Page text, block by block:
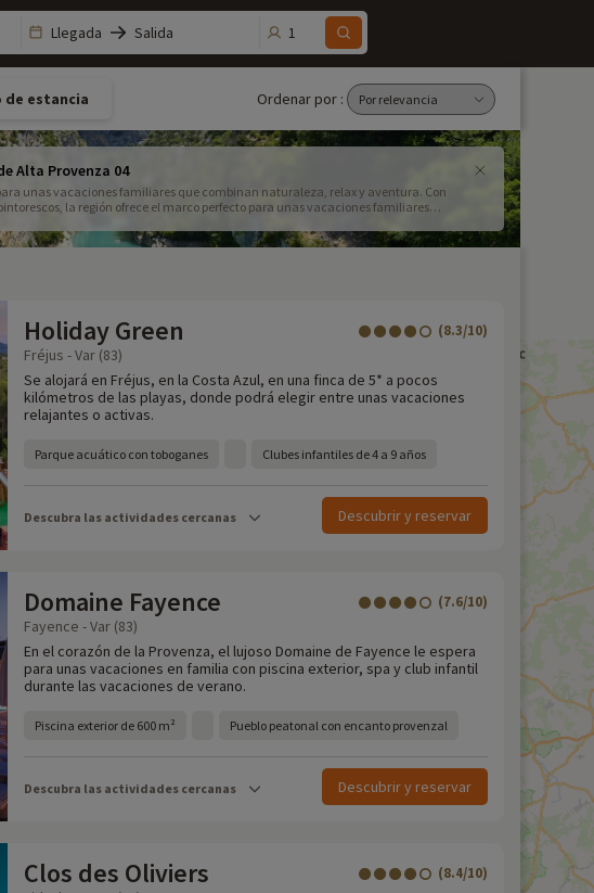
Llegada Salida 1
de estancia Ordenar por :
Alta Provenza 04
unas vacaciones familiares que combinan naturaleza, relax y aventura. Con
la región ofrece el marco perfecto para unas vacaciones familiares
a los niños. Hay muchas actividades para niños en Alpes de Alta Provenza por
hasta actividades de ocio familiar como la accrobranche (escalada de árboles)
estancia más larga, explora en familia los parques naturales de los Alpes de Alta
adaptados. Planifica ya tus vacaciones en la naturaleza de los Alpes de Alta
de una región auténtica y virgen.
Holiday Green (8.3/10)
Fréjus - Var (83)
Se alojará en Fréjus, en la Costa Azul, en una finca de 5* a pocos
kilómetros de las playas, donde podrá elegir entre unas vacaciones
relajantes o activas.
Parque acuático con toboganes Clubes infantiles de 4 a 9 años
Descubra las actividades cercanas Descubrir y reservar
Domaine Fayence (7.6/10)
Fayence - Var (83)
En el corazón de la Provenza, el lujoso Domaine de Fayence le espera
para unas vacaciones en familia con piscina exterior, spa y club infantil
durante las vacaciones de verano.
Piscina exterior de 600 m² Pueblo peatonal con encanto provenzal
Descubra las actividades cercanas Descubrir y reservar
Clos des Oliviers (8.4/10)